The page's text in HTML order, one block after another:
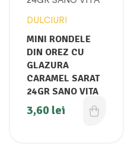
DULCIURI
MINI RONDELE
DIN OREZ CU
GLAZURA
CARAMEL SARAT
24GR SANO VITA
3,60 lei